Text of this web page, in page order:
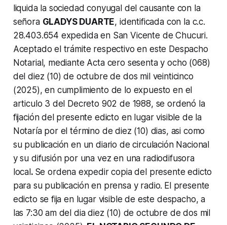
liquida la sociedad conyugal del causante con la
señora GLADYS DUARTE, identificada con la c.c.
28.403.654 expedida en San Vicente de Chucuri.
Aceptado el trámite respectivo en este Despacho
Notarial, mediante Acta cero sesenta y ocho (068)
del diez (10) de octubre de dos mil veinticinco
(2025), en cumplimiento de lo expuesto en el
articulo 3 del Decreto 902 de 1988, se ordenó la
fijación del presente edicto en lugar visible de la
Notaría por el término de diez (10) dias, asi como
su publicación en un diario de circulación Nacional
y su difusión por una vez en una radiodifusora
local. Se ordena expedir copia del presente edicto
para su publicación en prensa y radio. El presente
edicto se fija en lugar visible de este despacho, a
las 7:30 am del dia diez (10) de octubre de dos mil